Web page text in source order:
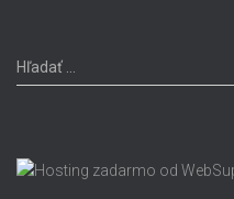
H
ľ
a
ť
Hľadať …